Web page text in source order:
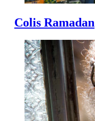
Colis Ramadan